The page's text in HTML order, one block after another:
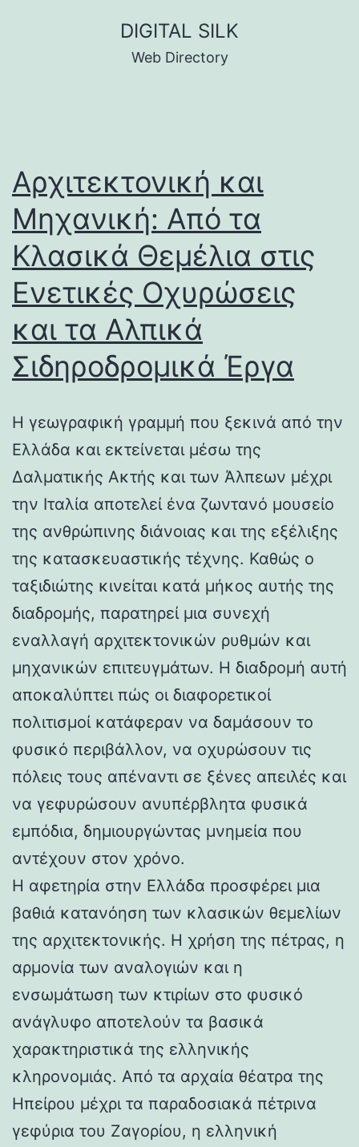
DIGITAL SILK
Web Directory
Αρχιτεκτονική και
Μηχανική: Από τα
Κλασικά Θεμέλια στις
Ενετικές Οχυρώσεις
και τα Αλπικά
Σιδηροδρομικά Έργα
Η γεωγραφική γραμμή που ξεκινά από την
Ελλάδα και εκτείνεται μέσω της
Δαλματικής Ακτής και των Άλπεων μέχρι
την Ιταλία αποτελεί ένα ζωντανό μουσείο
της ανθρώπινης διάνοιας και της εξέλιξης
της κατασκευαστικής τέχνης. Καθώς ο
ταξιδιώτης κινείται κατά μήκος αυτής της
διαδρομής, παρατηρεί μια συνεχή
εναλλαγή αρχιτεκτονικών ρυθμών και
μηχανικών επιτευγμάτων. Η διαδρομή αυτή
αποκαλύπτει πώς οι διαφορετικοί
πολιτισμοί κατάφεραν να δαμάσουν το
φυσικό περιβάλλον, να οχυρώσουν τις
πόλεις τους απέναντι σε ξένες απειλές και
να γεφυρώσουν ανυπέρβλητα φυσικά
εμπόδια, δημιουργώντας μνημεία που
αντέχουν στον χρόνο.
Η αφετηρία στην Ελλάδα προσφέρει μια
βαθιά κατανόηση των κλασικών θεμελίων
της αρχιτεκτονικής. Η χρήση της πέτρας, η
αρμονία των αναλογιών και η
ενσωμάτωση των κτιρίων στο φυσικό
ανάγλυφο αποτελούν τα βασικά
χαρακτηριστικά της ελληνικής
κληρονομιάς. Από τα αρχαία θέατρα της
Ηπείρου μέχρι τα παραδοσιακά πέτρινα
γεφύρια του Ζαγορίου, η ελληνική